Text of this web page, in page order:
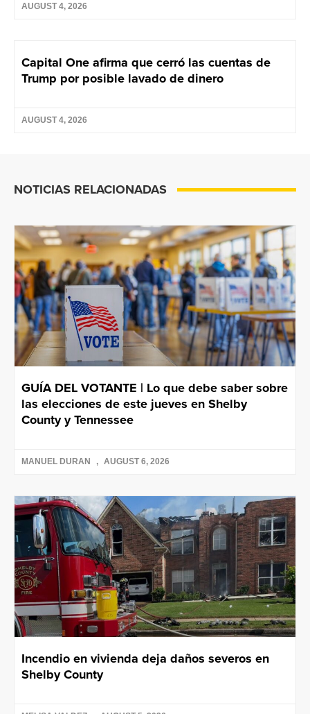
AUGUST 4, 2026
Capital One afirma que cerró las cuentas de
Trump por posible lavado de dinero
AUGUST 4, 2026
NOTICIAS RELACIONADAS
GUÍA DEL VOTANTE | Lo que debe saber sobre
las elecciones de este jueves en Shelby
County y Tennessee
MANUEL DURAN AUGUST 6, 2026
Incendio en vivienda deja daños severos en
Shelby County